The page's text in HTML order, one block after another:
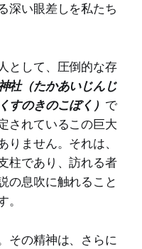
深い眼差しを私たち
として、圧倒的な存
社（たかあいじんじ
すのきのこぼく） で
されているこの巨大
りません。それは、
柱であり、訪れる者
の息吹に触れること
その精神は、さらに